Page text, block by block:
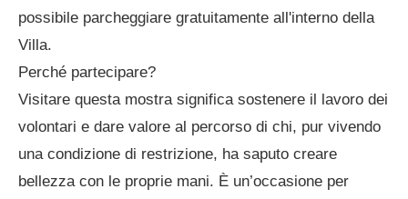
possibile parcheggiare gratuitamente all'interno della
Villa.
Perché partecipare?
Visitare questa mostra significa sostenere il lavoro dei
volontari e dare valore al percorso di chi, pur vivendo
una condizione di restrizione, ha saputo creare
bellezza con le proprie mani. È un’occasione per